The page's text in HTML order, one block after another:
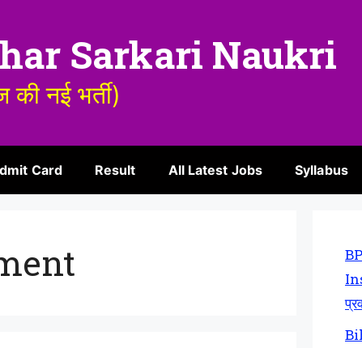
Sarkari Naukri
नई भर्ती)
Card Result All Latest Jobs Syllabus